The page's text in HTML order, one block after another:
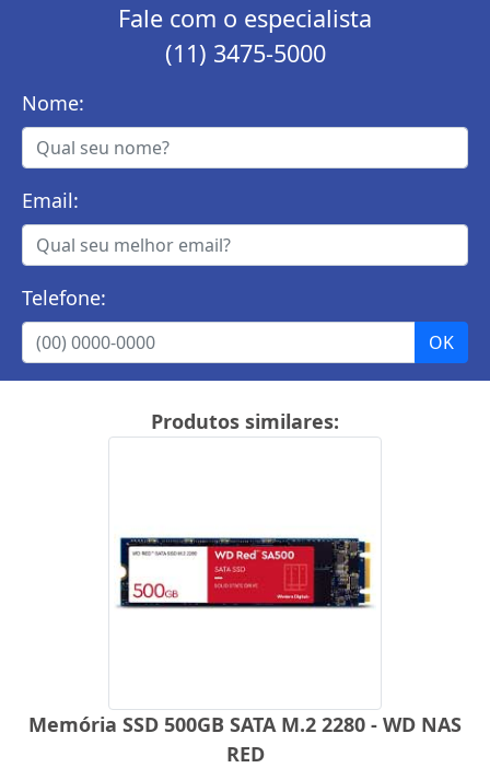
Fale com o especialista
(11) 3475-5000
Nome:
Email:
Telefone:
Produtos similares:
Memória SSD 500GB SATA M.2 2280 - WD NAS
RED